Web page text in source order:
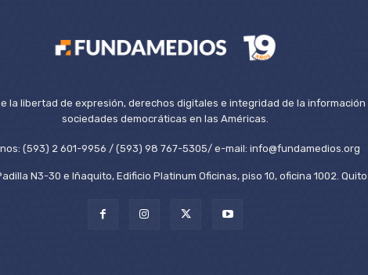
la libertad de expresión, derechos digitales e integridad de la
sociedades democráticas en las Américas.
(593) 2 601-9956 / (593) 98 767-5305/ e-mail: info@fundamedios.org
N3-30 e Iñaquito, Edificio Platinum Oficinas, piso 10, oficina 1002.